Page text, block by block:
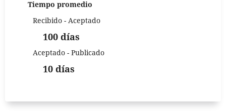
Tiempo promedio
Recibido - Aceptado
100 días
Aceptado - Publicado
10 días